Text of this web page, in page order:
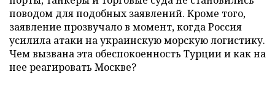
поводом для подобных заявлений. Кроме того,
заявление прозвучало в момент, когда Россия
усилила атаки на украинскую морскую логистику.
Чем вызвана эта обеспокоенность Турции и как на
нее реагировать Москве?